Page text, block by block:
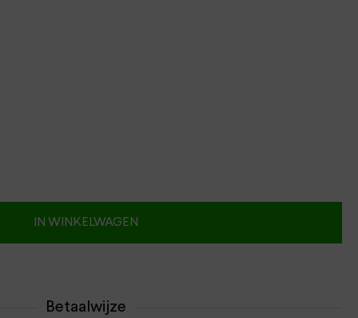
IN WINKELWAGEN
Betaalwijze